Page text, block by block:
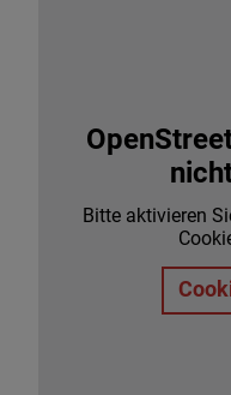
Bitte aktivieren